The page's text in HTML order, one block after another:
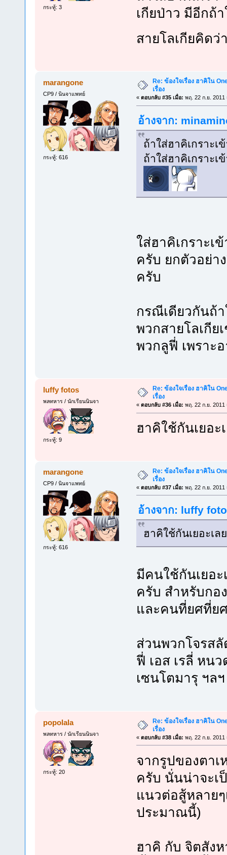
กระทู้: 3
เกียป่าว มีอีกถ้
สายโลเกียคิด
marangone
CP9 / นินจาแพทย์
กระทู้: 616
Re: ข้องใจเรื่อง ฮาคิใน
เรื่อง
« ตอบกลับ #35 เมื่อ: พฤ. 22 ก.ย. 2011
อ้างจาก:
ถ้าใส่ฮาคิเกราะ
ถ้าใส่ฮาคิเกราะเ
ใส่ฮาคิเกราะเ
ครับ ยกตัวอย่า
ครับ
กรณีเดียวกันถ้
พวกสายโลเกีย
พวกลูฟี่ เพราะ
luffy fotos
พลทหาร / นักเรียนนินจา
กระทู้: 9
Re: ข้องใจเรื่อง ฮาคิใน
เรื่อง
« ตอบกลับ #36 เมื่อ: พฤ. 22 ก.ย. 2011
ฮาคิใช้กันเยอะ
marangone
CP9 / นินจาแพทย์
กระทู้: 616
Re: ข้องใจเรื่อง ฮาคิใน
เรื่อง
« ตอบกลับ #37 เมื่อ: พฤ. 22 ก.ย. 2011
อ้างจาก: luffy
ฮาคิใช้กันเยอะเล
มีคนใช้กันเยอ
ครับ สำหรับกอ
และคนที่ยศที่ย
ส่วนพวกโจรสลั
ฟี่ เอส เรลี่ หน
เซนโตมารุ ฯลฯ
popolala
พลทหาร / นักเรียนนินจา
กระทู้: 20
Re: ข้องใจเรื่อง ฮาคิใน
เรื่อง
« ตอบกลับ #38 เมื่อ: พฤ. 22 ก.ย. 2011
จากรูปของตา
ครับ นั่นน่าจะเ
แนวต่อสู้หลาย
ประมาณนี้)
ฮาคิ กับ จิตสัง